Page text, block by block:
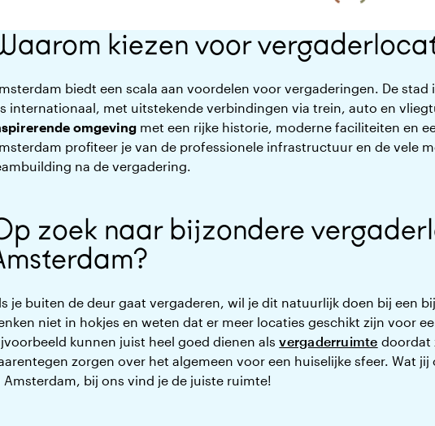
kiezen voor
biedt een scala aan voordelen voor vergaderingen. De stad
internationaal, met uitstekende verbindingen via trein, auto en
omgeving met een rijke historie, moderne faciliteiten en
profiteer je van de professionele infrastructuur en de vele
na de vergadering.
zoek naar bijzondere
je buiten de deur gaat vergaderen, wil je dit natuurlijk doen bij een
niet in hokjes en weten dat er meer locaties geschikt zijn voor
kunnen juist heel goed dienen alsvergaderruimte doordat
zorgen over het algemeen voor een huiselijke sfeer. Wat
Amsterdam, bij ons vind je de juiste ruimte!